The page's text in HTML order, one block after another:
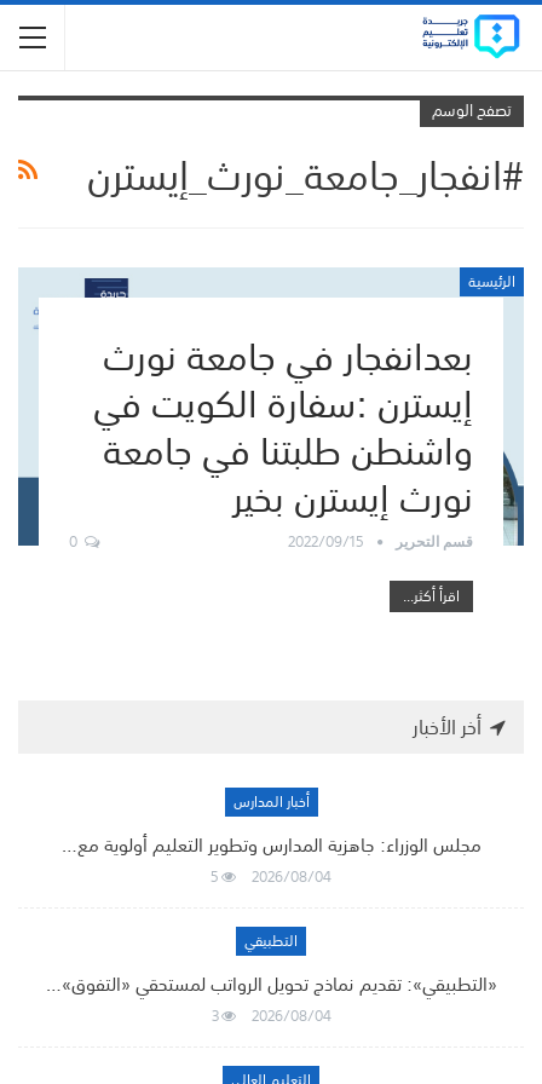
تصفح الوسم
#انفجار_جامعة_نورث_إيسترن
الرئيسية
بعدانفجار في جامعة نورث
إيسترن :سفارة الكويت في
واشنطن طلبتنا في جامعة
نورث إيسترن بخير
قسم التحرير 2022/09/15
0
اقرأ أكثر...
أخر الأخبار
أخبار المدارس
مجلس الوزراء: جاهزية المدارس وتطوير التعليم أولوية مع…
2026/08/04
5
التطبيقي
«التطبيقي»: تقديم نماذج تحويل الرواتب لمستحقي «التفوق»…
2026/08/04
3